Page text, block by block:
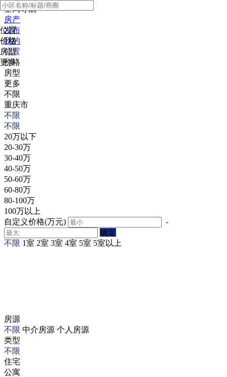
全局导航
房产
发布
我的
位置
价格
房型
更多
位置
价格
房型
更多
不限
重庆市
不限
不限
20万以下
20-30万
30-40万
40-50万
50-60万
60-80万
80-100万
100万以上
自定义价格(万元)
-
确定
不限 1室 2室 3室 4室 5室 5室以上
房源
不限 中介房源 个人房源
类型
不限
住宅
公寓